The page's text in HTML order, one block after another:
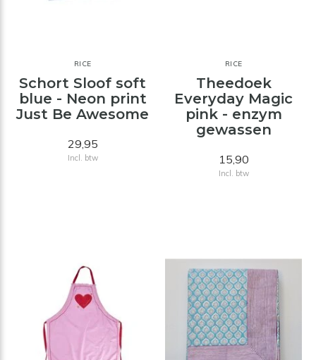
RICE
Schort Sloof soft
blue - Neon print
Just Be Awesome
29,95
Incl. btw
RICE
Theedoek
Everyday Magic
pink - enzym
gewassen
15,90
Incl. btw